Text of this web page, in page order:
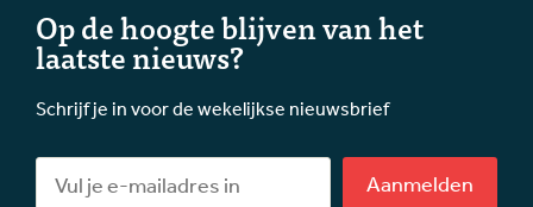
Op de hoogte blijven van het
laatste nieuws?
Schrijf je in voor de wekelijkse nieuwsbrief
Aanmelden